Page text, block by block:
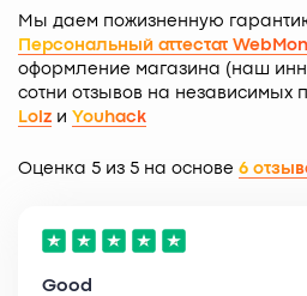
Мы даем пожизненную
Персональный аттестат
оформление магазина (наш инн:
сотни отзывов на
Lolz и Youhack
Оценка 5 из 5 на основе 6
Good